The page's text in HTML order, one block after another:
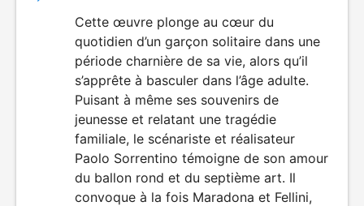
Cette œuvre plonge au cœur du
quotidien d’un garçon solitaire dans une
période charnière de sa vie, alors qu’il
s’apprête à basculer dans l’âge adulte.
Puisant à même ses souvenirs de
jeunesse et relatant une tragédie
familiale, le scénariste et réalisateur
Paolo Sorrentino témoigne de son amour
du ballon rond et du septième art. Il
convoque à la fois Maradona et Fellini,